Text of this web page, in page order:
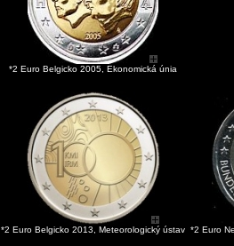
*2 Euro Belgicko 2005, Ekonomická únia
*2 Euro Belgicko 2013, Meteorologický ústav *2 Euro